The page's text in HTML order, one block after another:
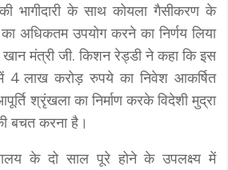
भागीदारी के साथ कोयला गैसीकरण के
अधिकतम उपयोग करने का निर्णय लिया
मंत्री जी. किशन रेड्डी ने कहा कि इस
4 लाख करोड़ रुपये का निवेश आकर्षित
श्रृंखला का निर्माण करके विदेशी मुद्रा
बचत करना है।
के दो साल पूरे होने के उपलक्ष्य में